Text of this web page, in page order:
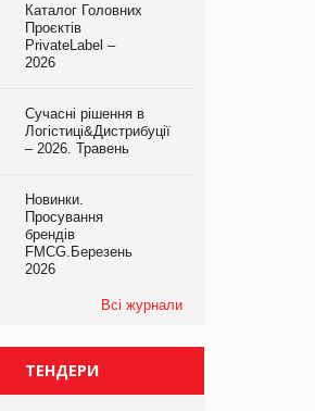
Каталог Головних
Проєктів
PrivateLabel –
2026
Сучасні рішення в
Логістиці&Дистрибуції
– 2026. Травень
Новинки.
Просування
брендів
FMCG.Березень
2026
Всі журнали
ТЕНДЕРИ